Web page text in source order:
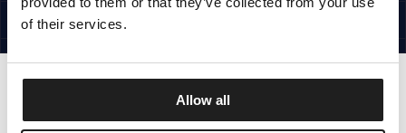
of their services.
Allow all
©1997 - 2026 PITBULL SVA PRAVA PRIDRŽANA